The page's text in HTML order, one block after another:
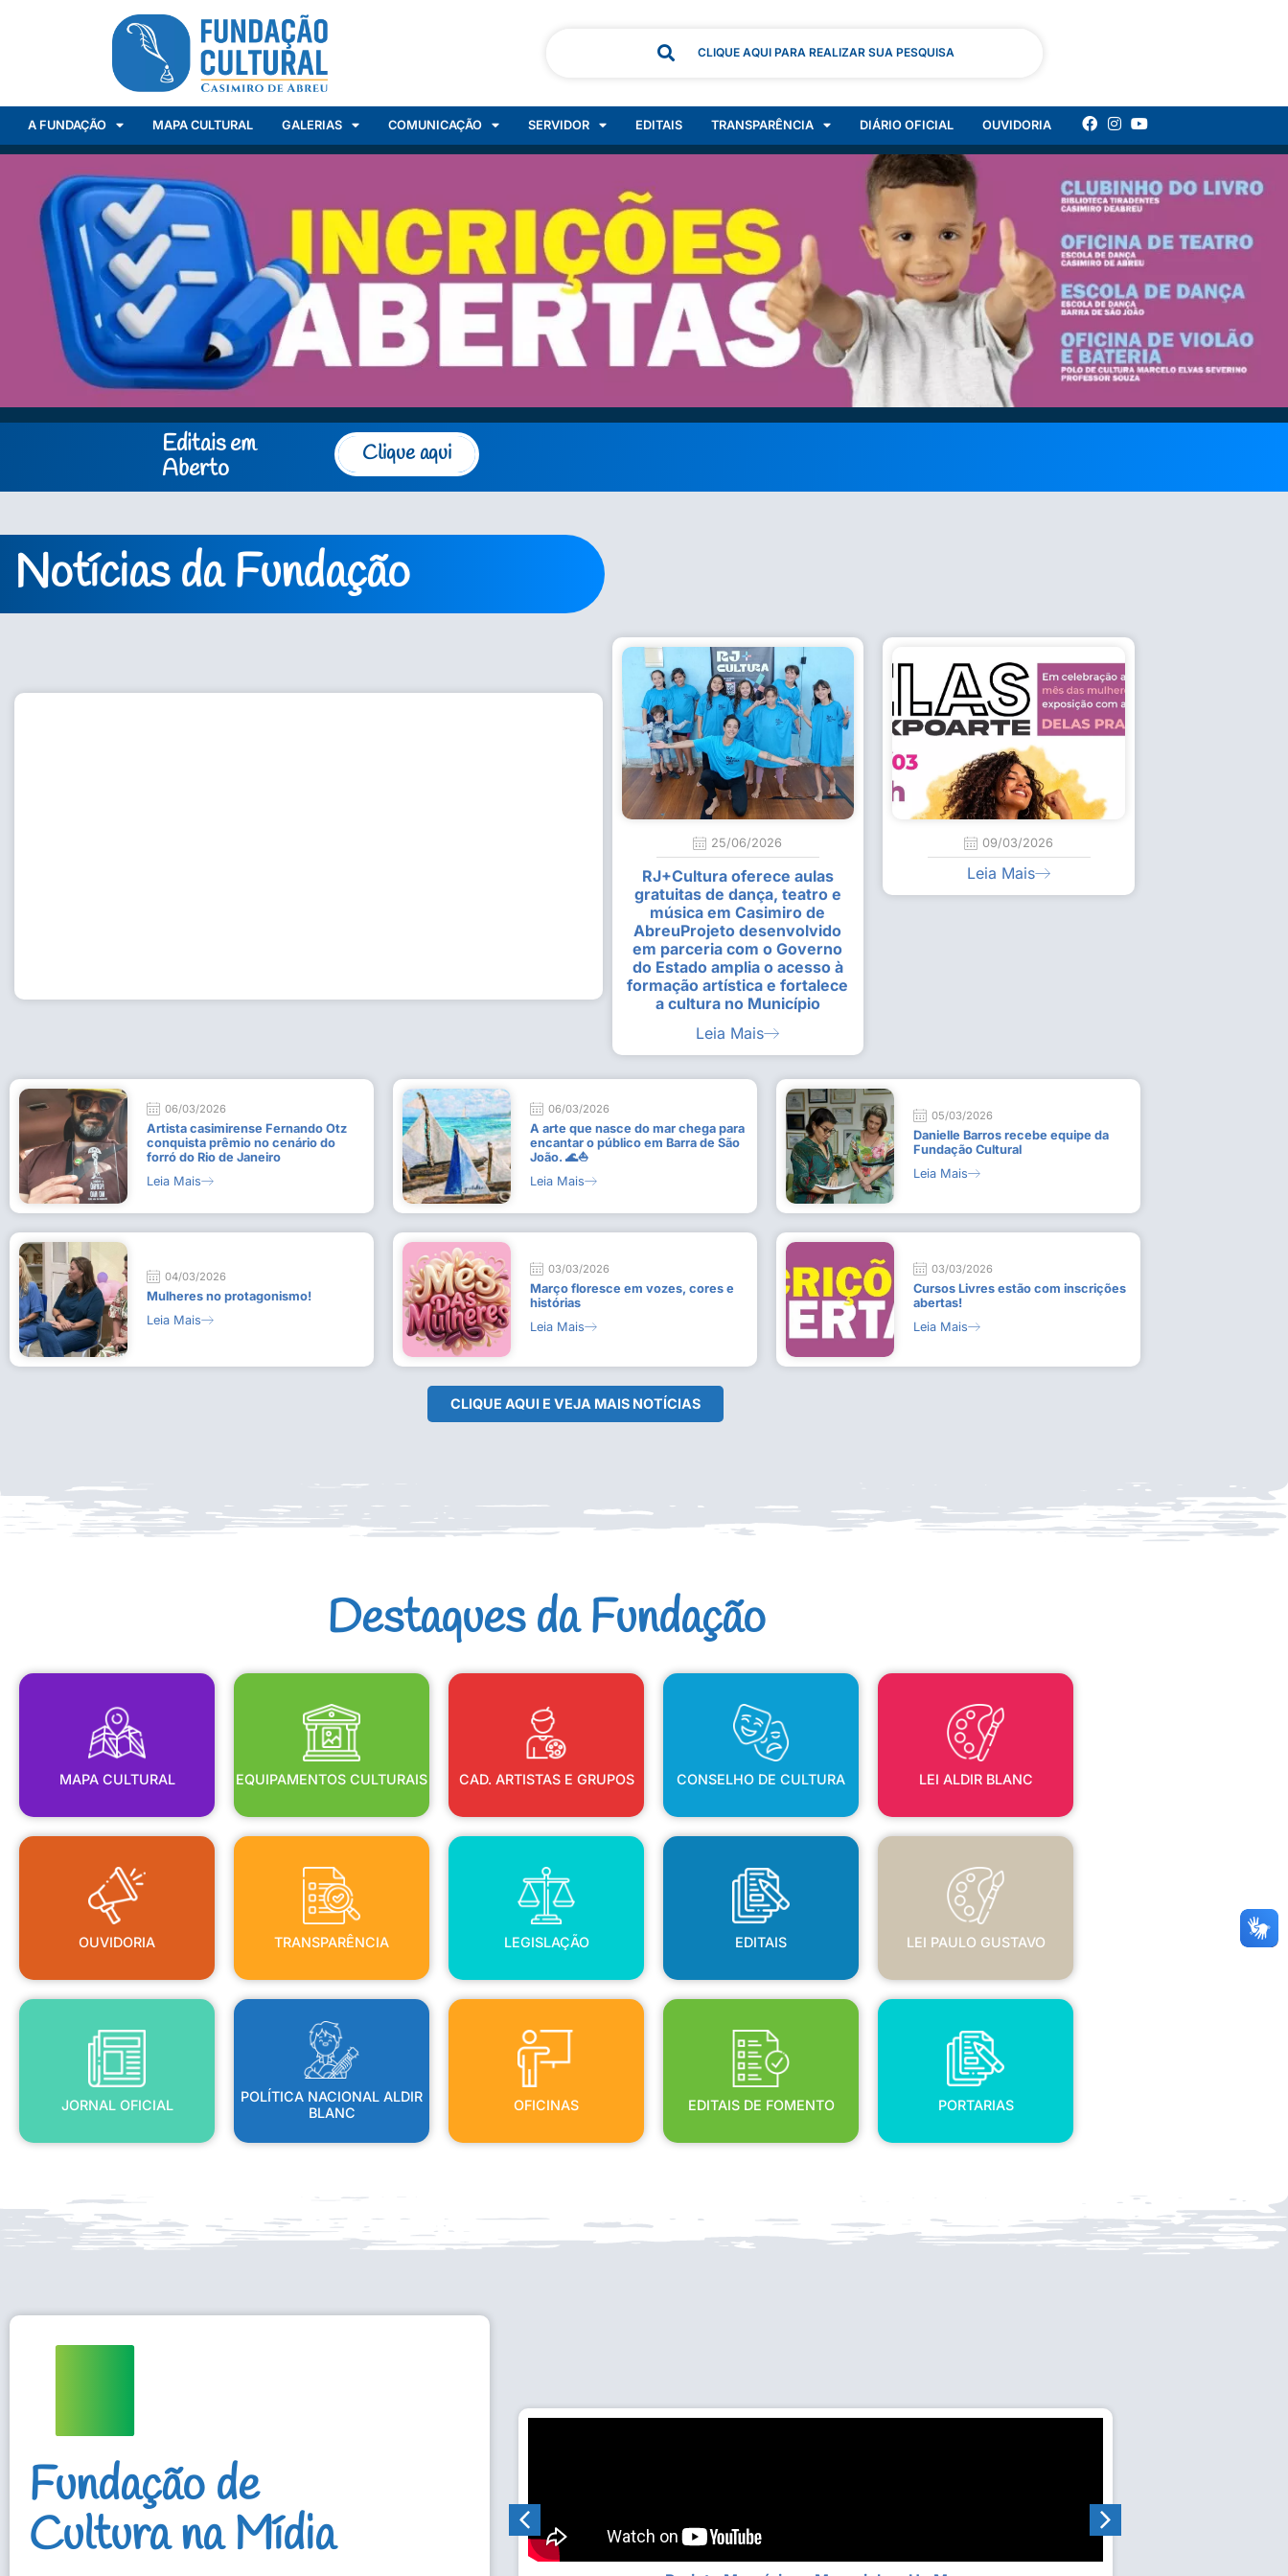
CLIQUE AQUI PARA REALIZAR SUA PESQUISA
A FUNDAÇÃO MAPA CULTURAL GALERIAS COMUNICAÇÃO SERVIDOR EDITAIS TRANSPARÊNCIA DIÁRIO OFICIAL OUVIDORIA
Editais em
Aberto
Clique aqui
Notícias da Fundação
Estudantes vivenciam experiência artística em visita guiada à exposição “Em
Busca do Divino”, em Rio Dourado
9 de julho de 2026
Leia Mais
25/06/2026
RJ+Cultura oferece aulas
gratuitas de dança, teatro e
música em Casimiro de
AbreuProjeto desenvolvido
em parceria com o Governo
do Estado amplia o acesso à
formação artística e fortalece
a cultura no Município
Leia Mais
09/03/2026
Leia Mais
06/03/2026
Artista casimirense Fernando Otz
conquista prêmio no cenário do
forró do Rio de Janeiro
Leia Mais
06/03/2026
A arte que nasce do mar chega para
encantar o público em Barra de São
João. 🌊⛵
Leia Mais
05/03/2026
Danielle Barros recebe equipe da
Fundação Cultural
Leia Mais
04/03/2026
Mulheres no protagonismo!
Leia Mais
03/03/2026
Março floresce em vozes, cores e
histórias
Leia Mais
03/03/2026
Cursos Livres estão com inscrições
abertas!
Leia Mais
CLIQUE AQUI E VEJA MAIS NOTÍCIAS
Destaques da Fundação
MAPA CULTURAL
MAPA CULTURAL
EQUIPAMENTOS CULTURAIS
EQUIPAMENTOS CULTURAIS
CAD. ARTISTAS E GRUPOS
CAD. ARTISTAS E GRUPOS
CONSELHO DE CULTURA
CONSELHO DE CULTURA
LEI ALDIR BLANC
LEI ALDIR BLANC
OUVIDORIA
OUVIDORIA
TRANSPARÊNCIA
TRANSPARÊNCIA
LEGISLAÇÃO
LEGISLAÇÃO
EDITAIS
EDITAIS
LEI PAULO GUSTAVO
LEI PAULO GUSTAVO
JORNAL OFICIAL
JORNAL OFICIAL
POLÍTICA NACIONAL ALDIR
BLANC
POLÍTICA NACIONAL ALDIR
BLANC
OFICINAS
OFICINAS
EDITAIS DE FOMENTO
EDITAIS DE FOMENTO
PORTARIAS
PORTARIAS
Fundação de
Cultura na Mídia